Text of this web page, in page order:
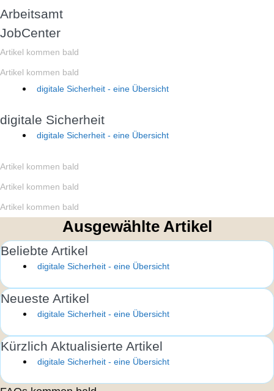
Arbeitsamt
JobCenter
Artikel kommen bald
Artikel kommen bald
digitale Sicherheit - eine Übersicht
digitale Sicherheit
digitale Sicherheit - eine Übersicht
Artikel kommen bald
Artikel kommen bald
Artikel kommen bald
Ausgewählte Artikel
Beliebte Artikel
digitale Sicherheit - eine Übersicht
Neueste Artikel
digitale Sicherheit - eine Übersicht
Kürzlich Aktualisierte Artikel
digitale Sicherheit - eine Übersicht